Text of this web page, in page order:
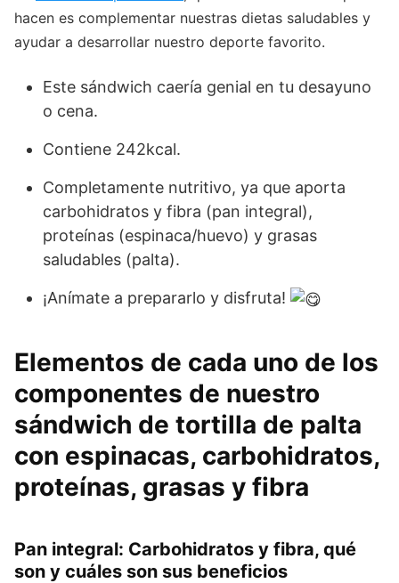
hacen es complementar nuestras dietas saludables y
ayudar a desarrollar nuestro deporte favorito.
Este sándwich caería genial en tu desayuno
o cena.
Contiene 242kcal.
Completamente nutritivo, ya que aporta
carbohidratos y fibra (pan integral),
proteínas (espinaca/huevo) y grasas
saludables (palta).
¡Anímate a prepararlo y disfruta!
Elementos de cada uno de los
componentes de nuestro
sándwich de tortilla de palta
con espinacas, carbohidratos,
proteínas, grasas y fibra
Pan integral: Carbohidratos y fibra, qué
son y cuáles son sus beneficios